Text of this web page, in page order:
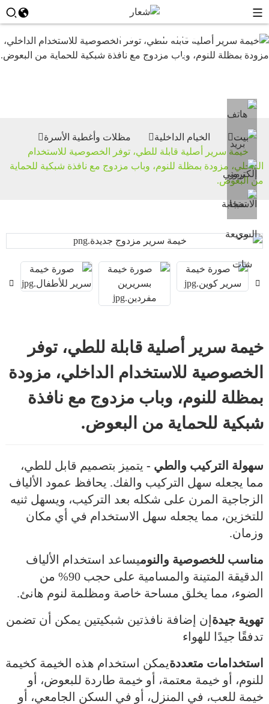
مظلات
بيت الخيام الداخلية
مظلات وأغطية الأسرة
خيمة سرير أصلية قابلة للطي، توفر الخصوصية للاستخدام
الداخلي، مزودة بمظلة للنوم، وباب مزدوج مع نافذة شبكية للحماية
من البعوض.
خيمة سرير أصلية قابلة للطي، توفر
الخصوصية للاستخدام الداخلي، مزودة
بمظلة للنوم، وباب مزدوج مع نافذة
شبكية للحماية من البعوض.
سهولة التركيب والطي -يتميز بتصميم قابل للطي،
مما يجعله سهل التركيب والفك. يحافظ عمود الألياف
الزجاجية المرن على شكله بعد التركيب، ويسهل ثنيه
للتخزين، مما يجعله سهل الاستخدام في أي مكان
وزمان.
مناسب للخصوصية والنوميساعد استخدام الألياف
الدقيقة المتينة والمسامية على حجب 90% من
الضوء، مما يخلق مساحة خاصة ومظلمة لنوم هانئ.
تهوية جيدة إن إضافة نافذتين شبكيتين يمكن أن تضمن
تدفقًا جيدًا للهواء
استخدامات متعددةيمكن استخدام هذه الخيمة كخيمة
للنوم، أو خيمة معتمة، أو خيمة طاردة للبعوض، أو
خيمة للعب، في المنزل، أو في السكن الجامعي، أو